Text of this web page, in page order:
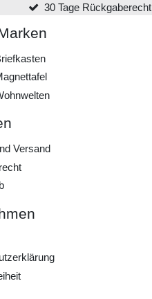
30 Tage Rückgaberecht
Versand